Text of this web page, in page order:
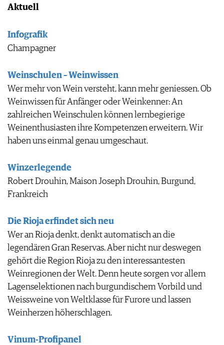
JOBS
PRESSE
IMPRESSUM
FAQ
Aktuell
Infografik
Champagner
Weinschulen – Weinwissen
Wer mehr von Wein versteht, kann mehr geniessen. Ob
Weinwissen für Anfänger oder Weinkenner: An
zahlreichen Weinschulen können lernbegierige
Weinenthusiasten ihre Kompetenzen erweitern. Wir
haben uns einmal genau umgeschaut.
Winzerlegende
Robert Drouhin, Maison Joseph Drouhin, Burgund,
Frankreich
Die Rioja erfindet sich neu
Wer an Rioja denkt, denkt automatisch an die
legendären Gran Reservas. Aber nicht nur deswegen
gehört die Region Rioja zu den interessantesten
Weinregionen der Welt. Denn heute sorgen vor allem
Lagenselektionen nach burgundischem Vorbild und
Weissweine von Weltklasse für Furore und lassen
Weinherzen höherschlagen.
Vinum-Profipanel